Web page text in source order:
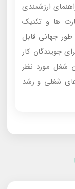
ارزشمندی
ها و تکنیک
جهانی قابل
جویندگان کار
شغل مورد نظر
شغلی و رشد